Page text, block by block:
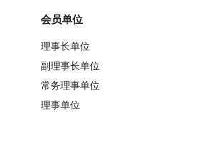
会员单位
理事长单位
副理事长单位
常务理事单位
理事单位